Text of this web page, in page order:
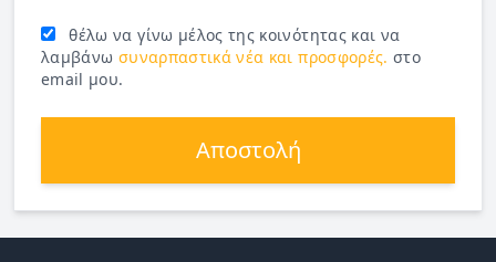
θέλω να γίνω μέλος της κοινότητας και να
λαμβάνω συναρπαστικά νέα και προσφορές. στο
email μου.
Αποστολή